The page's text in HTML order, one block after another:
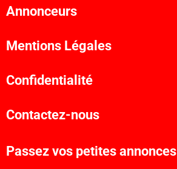
Annonceurs
Mentions Légales
Confidentialité
Contactez-nous
Passez vos petites annonces